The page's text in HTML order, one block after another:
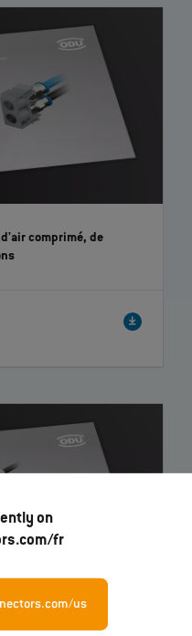
on
fr
us
d'air comprimé, de